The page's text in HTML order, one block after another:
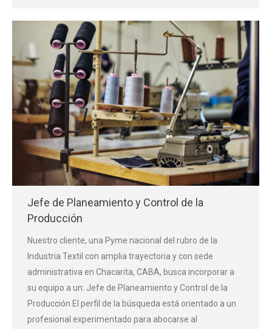
Jefe de Planeamiento y Control de la
Producción
Nuestro cliente, una Pyme nacional del rubro de la
Industria Textil con amplia trayectoria y con sede
administrativa en Chacarita, CABA, busca incorporar a
su equipo a un: Jefe de Planeamiento y Control de la
Producción El perfil de la búsqueda está orientado a un
profesional experimentado para abocarse al